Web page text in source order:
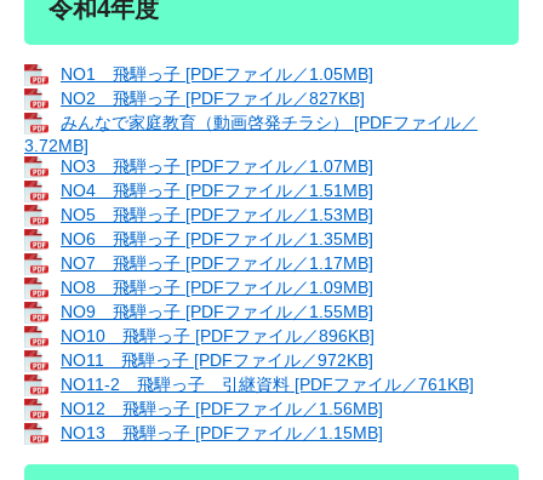
令和4年度
NO1 飛騨っ子 [PDFファイル／1.05MB]
NO2 飛騨っ子 [PDFファイル／827KB]
みんなで家庭教育（動画啓発チラシ） [PDFファイル／
3.72MB]
NO3 飛騨っ子 [PDFファイル／1.07MB]
NO4 飛騨っ子 [PDFファイル／1.51MB]
NO5 飛騨っ子 [PDFファイル／1.53MB]
NO6 飛騨っ子 [PDFファイル／1.35MB]
NO7 飛騨っ子 [PDFファイル／1.17MB]
NO8 飛騨っ子 [PDFファイル／1.09MB]
NO9 飛騨っ子 [PDFファイル／1.55MB]
NO10 飛騨っ子 [PDFファイル／896KB]
NO11 飛騨っ子 [PDFファイル／972KB]
NO11-2 飛騨っ子 引継資料 [PDFファイル／761KB]
NO12 飛騨っ子 [PDFファイル／1.56MB]
NO13 飛騨っ子 [PDFファイル／1.15MB]